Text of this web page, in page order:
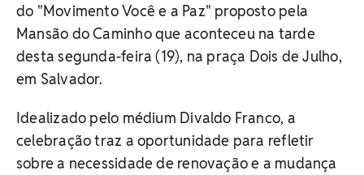
do "Movimento Você e a Paz" proposto pela
Mansão do Caminho que aconteceu na tarde
desta segunda-feira (19), na praça Dois de Julho,
em Salvador.
Idealizado pelo médium Divaldo Franco, a
celebração traz a oportunidade para refletir
sobre a necessidade de renovação e a mudança